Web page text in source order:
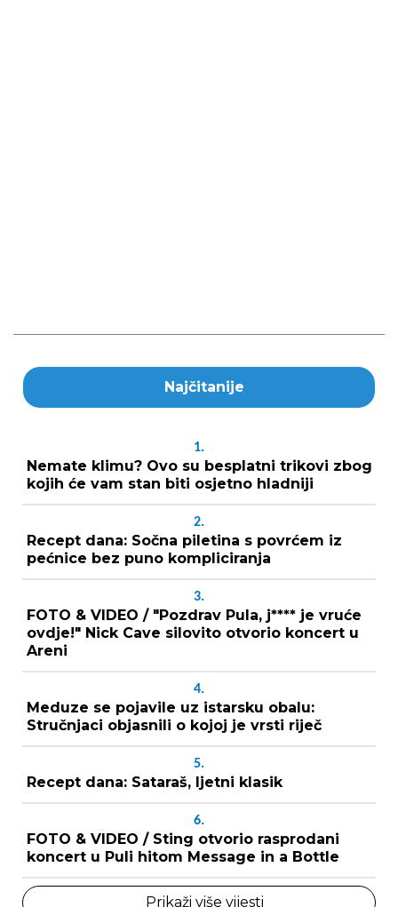
Najčitanije
1.
Nemate klimu? Ovo su besplatni trikovi zbog
kojih će vam stan biti osjetno hladniji
2.
Recept dana: Sočna piletina s povrćem iz
pećnice bez puno kompliciranja
3.
FOTO & VIDEO / "Pozdrav Pula, j**** je vruće
ovdje!" Nick Cave silovito otvorio koncert u
Areni
4.
Meduze se pojavile uz istarsku obalu:
Stručnjaci objasnili o kojoj je vrsti riječ
5.
Recept dana: Sataraš, ljetni klasik
6.
FOTO & VIDEO / Sting otvorio rasprodani
koncert u Puli hitom Message in a Bottle
Prikaži više vijesti